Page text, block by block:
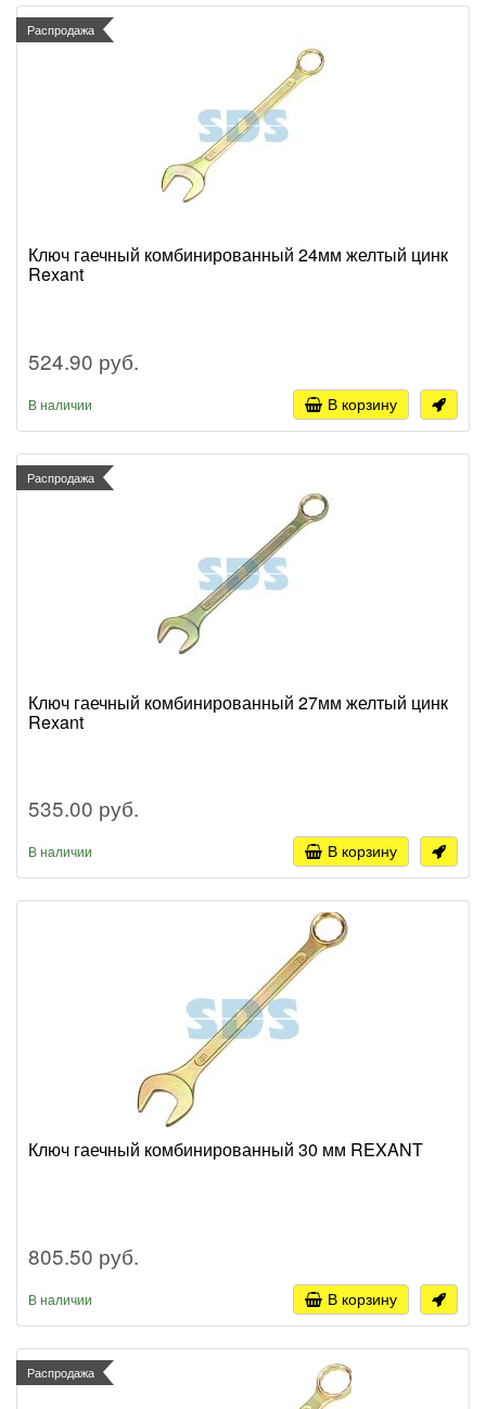
Распродажа
Ключ гаечный комбинированный 24мм желтый цинк
Rexant
524.90 руб.
В наличии В корзину
Распродажа
Ключ гаечный комбинированный 27мм желтый цинк
Rexant
535.00 руб.
В наличии В корзину
Ключ гаечный комбинированный 30 мм REXANT
805.50 руб.
В наличии В корзину
Распродажа